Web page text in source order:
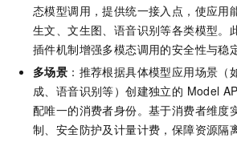
态模型调用，提供统一接入点，使应用
生文、文生图、语音识别等各类模型。
插件机制增强多模态调用的安全性与稳定
多场景 ：推荐根据具体模型应用场景（
成、语音识别等）创建独立的 Model
配唯一的消费者身份。基于消费者维度
制、安全防护及计量计费，保障资源隔